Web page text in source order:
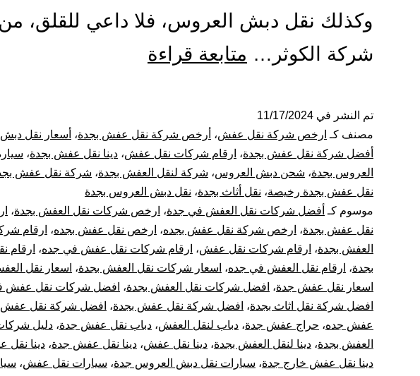
وكذلك نقل دبش العروس، فلا داعي للقلق،
شركة الكوثر… متابعة قراءة
بجدة
ارخص
شركات
نقل
الاثاث
في
جده
تم النشر في 11/17/2024
مصنف كـ ارخص شركة نقل عفش، أرخص شركة نقل عفش بجدة، أسعار نقل
أفضل شركة نقل عفش بجدة، ارقام شركات نقل عفش، دينا نقل عفش بجدة،
العروس بجدة، شحن دبش العروس، شركة لنقل العفش بجدة، شركة نقل عفش
نقل عفش بجدة رخيصة، نقل أثاث بجدة، نقل دبش العروس بجدة
موسوم كـ أفضل شركات نقل العفش في جدة، ارخص شركات نقل العفش بجدة،
نقل عفش بجدة، ارخص شركة نقل عفش بجده، ارخص نقل عفش بجده، ارقام
العفش بجدة، ارقام شركات نقل عفش، ارقام شركات نقل عفش في جده، ارقام
بجدة، ارقام نقل العفش في جده، اسعار شركات نقل العفش بجدة، اسعار نقل
اسعار نقل عفش جدة، افضل شركات نقل العفش بجدة، افضل شركات نقل عفش
افضل شركة نقل اثاث بجدة، افضل شركة نقل عفش بجدة، افضل شركة نقل
عفش جده، حراج عفش جدة، دباب لنقل العفش، دباب نقل عفش جدة، دليل
العفش بجدة، دينا لنقل العفش بجدة، دينا نقل عفش، دينا نقل عفش جدة، دينا
دينا نقل عفش خارج جدة، سيارات نقل دبش العروس جدة، سيارات نقل عفش،